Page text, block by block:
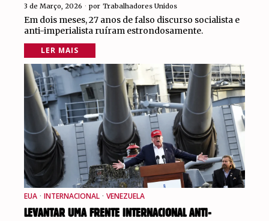
3 de Março, 2026 por Trabalhadores Unidos
Em dois meses, 27 anos de falso discurso socialista e
anti-imperialista ruíram estrondosamente.
LER MAIS
EUA · INTERNACIONAL · VENEZUELA
LEVANTAR UMA FRENTE INTERNACIONAL ANTI-